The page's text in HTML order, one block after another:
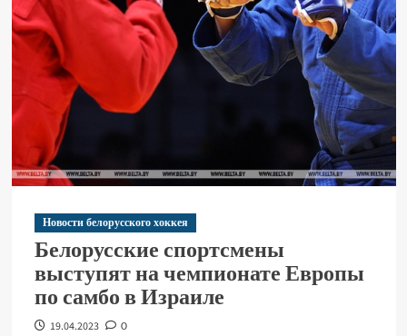
Новости белорусского хоккея
Белорусские спортсмены
выступят на чемпионате Европы
по самбо в Израиле
19.04.2023 0